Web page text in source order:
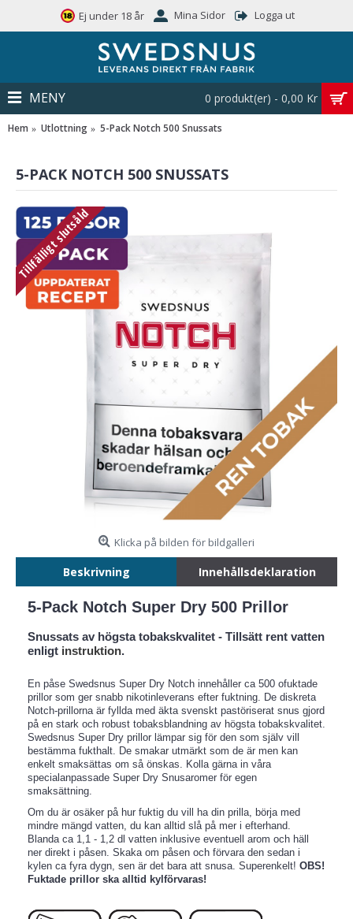
Ej under 18 år Mina Sidor Logga ut
0 produkt(er) - 0,00 Kr
MENY
Hem Utlottning 5-Pack Notch 500 Snussats
5-PACK NOTCH 500 SNUSSATS
Tillfälligt slutsåld
Klicka på bilden för bildgalleri
Beskrivning Innehållsdeklaration
5-Pack Notch Super Dry 500 Prillor
Snussats av högsta tobakskvalitet - Tillsätt rent vatten
enligt instruktion.
En påse Swedsnus Super Dry Notch innehåller ca 500 ofuktade
prillor som ger snabb nikotinleverans efter fuktning. De diskreta
Notch-prillorna är fyllda med äkta svenskt pastöriserat snus gjord
på en stark och robust tobaksblandning av högsta tobakskvalitet.
Swedsnus Super Dry prillor lämpar sig för den som själv vill
bestämma fukthalt. De smakar utmärkt som de är men kan
enkelt smaksättas om så önskas. Kolla gärna in våra
specialanpassade Super Dry Snusaromer för egen
smaksättning.
Om du är osäker på hur fuktig du vill ha din prilla, börja med
mindre mängd vatten, du kan alltid slå på mer i efterhand.
Blanda ca 1,1 - 1,2 dl vatten inklusive eventuell arom och häll
ner direkt i påsen. Skaka om påsen och förvara den sedan i
kylen ca fyra dygn, sen är det bara att snusa. Superenkelt! OBS!
Fuktade prillor ska alltid kylförvaras!